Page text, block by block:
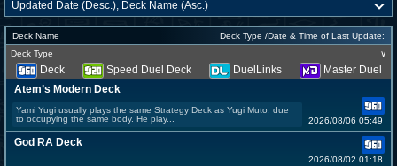
Deck Name
Deck Type /Date & Time of Last Update:
Deck Type
∨
Deck Speed Duel Deck DuelLinks
Master Duel
Atem’s Modern Deck
Yami Yugi usually plays the same Strategy Deck as Yugi Muto, due
to occupying the same body. He play...
2026/08/06 05:49
God RA Deck
2026/08/02 01:18